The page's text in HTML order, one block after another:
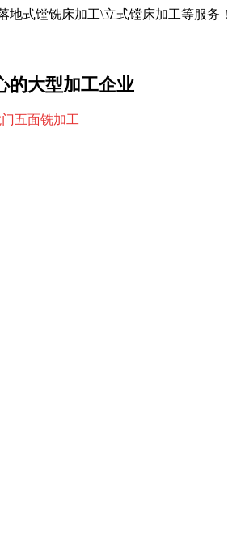
式镗铣床加工\立式镗床加工等服务！
的大型加工企业
五面铣加工